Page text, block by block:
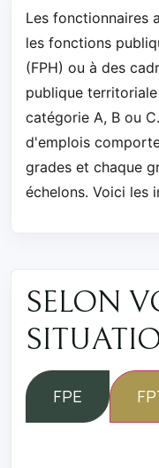
Les fonctionnaires
les fonctions
(FPH) ou à des
publique
catégorie A, B ou
d'emplois
grades et chaque
échelons. Voici les
SELON
FPE